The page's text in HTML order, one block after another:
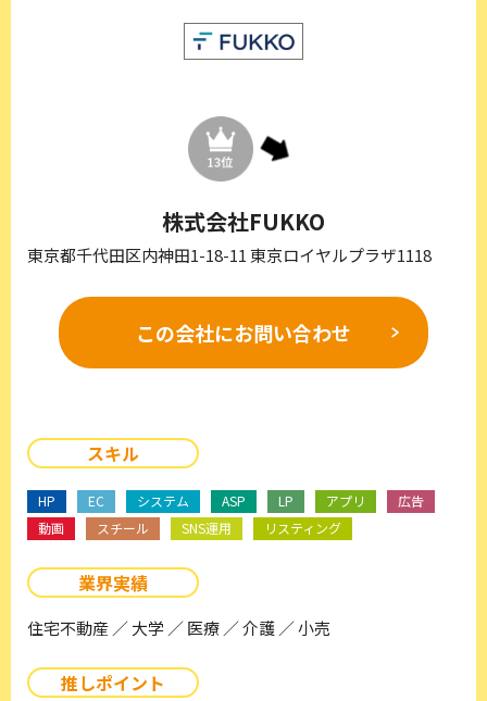
株式会社FUKKO
東京都千代田区内神田1-18-11 東京ロイヤルプラザ1118
この会社にお問い合わせ
スキル
HP EC システム ASP LP アプリ
広告
動画
スチール SNS運用 リスティング
業界実績
住宅不動産 ／ 大学 ／ 医療 ／ 介護 ／ 小売
推しポイント